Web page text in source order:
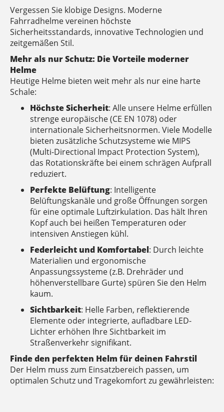
Vergessen Sie klobige Designs. Moderne
Fahrradhelme vereinen höchste
Sicherheitsstandards, innovative Technologien und
zeitgemäßen Stil.
Mehr als nur Schutz: Die Vorteile moderner
Helme
Heutige Helme bieten weit mehr als nur eine harte
Schale:
Höchste Sicherheit: Alle unsere Helme erfüllen
strenge europäische (CE EN 1078) oder
internationale Sicherheitsnormen. Viele Modelle
bieten zusätzliche Schutzsysteme wie MIPS
(Multi-Directional Impact Protection System),
das Rotationskräfte bei einem schrägen Aufprall
reduziert.
Perfekte Belüftung: Intelligente
Belüftungskanäle und große Öffnungen sorgen
für eine optimale Luftzirkulation. Das hält Ihren
Kopf auch bei heißen Temperaturen oder
intensiven Anstiegen kühl.
Federleicht und Komfortabel: Durch leichte
Materialien und ergonomische
Anpassungssysteme (z.B. Drehräder und
höhenverstellbare Gurte) spüren Sie den Helm
kaum.
Sichtbarkeit: Helle Farben, reflektierende
Elemente oder integrierte, aufladbare LED-
Lichter erhöhen Ihre Sichtbarkeit im
Straßenverkehr signifikant.
Finde den perfekten Helm für deinen Fahrstil
Der Helm muss zum Einsatzbereich passen, um
optimalen Schutz und Tragekomfort zu gewährleisten: